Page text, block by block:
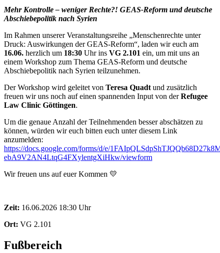
Mehr Kontrolle – weniger Rechte?! GEAS-Reform und deutsche
Abschiebepolitik nach Syrien
Im Rahmen unserer Veranstaltungsreihe „Menschenrechte unter
Druck: Auswirkungen der GEAS-Reform“, laden wir euch am
16.06. herzlich um 18:30 Uhr ins VG 2.101 ein, um mit uns an
einem Workshop zum Thema GEAS-Reform und deutsche
Abschiebepolitik nach Syrien teilzunehmen.
Der Workshop wird geleitet von Teresa Quadt und zusätzlich
freuen wir uns noch auf einen spannenden Input von derRefugee
Law Clinic Göttingen.
Um die genaue Anzahl der Teilnehmenden besser abschätzen zu
können, würden wir euch bitten euch unter diesem Link
anzumelden:
https://docs.google.com/forms/d/e/
ebA9V2AN4LtqG4FXylentgXiHkw/viewform
Wir freuen uns auf euer Kommen 💛
Zeit: 16.06.2026 18:30 Uhr
Ort: VG 2.101
Fußbereich